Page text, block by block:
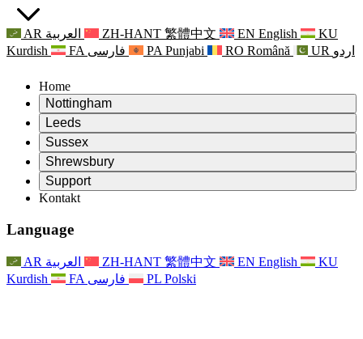
AR العربية ZH-HANT 繁體中文 EN English
KU
Kurdish
FA فارسی PA Punjabi RO Română UR اردو
Home
Nottingham
Review
Przewodniczący Przeglądu
Niezależny zespół recenzentów
Zakres uprawnień
Raport końcowy z niezależnego przeglądu
Często zadawane pytania
Proces przekazywania informacji zwrotnych przez rodzinę
Biuletyny informacyjne
Opt Out
Leeds
Review
Przewodniczący Przeglądu
Niezależny zespół recenzentów
Zakres wymagań i obowiązków
Kontakt
Wsparcie psychologiczne dla rodzin
Aktualizacje dla rodzin
Zdarzenia
For Staff
Wsparcie dla personelu
Sussex
Review
Przewodniczący Przeglądu
Niezależny zespół recenzentów
Zakres uprawnień
For Families
Aktualizacje dla rodzin
Zdarzenia
Shrewsbury
Review
Zakres zadań w zakresie oceny macierzyństwa
Raport końcowy z niezależnego przeglądu
Pierwszy raport z niezależnego przeglądu
For Families
Aktualizacje
Support
Leeds
Nottingham
Rodzinna Służba Wsparcia Psychologicznego
Wsparcie w sytuacjach kryzysowych związanych ze
zdrowiem psychicznym
Usługi regionalne Nottingham
Kontakt
Language
AR العربية ZH-HANT 繁體中文 EN English
KU
Kurdish
FA فارسی PL Polski